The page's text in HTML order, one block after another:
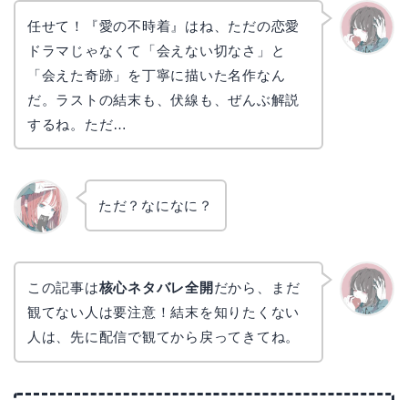
任せて！『愛の不時着』はね、ただの恋愛
ドラマじゃなくて「会えない切なさ」と
「会えた奇跡」を丁寧に描いた名作なん
だ。ラストの結末も、伏線も、ぜんぶ解説
するね。ただ…
ただ？なになに？
この記事は核心ネタバレ全開 だから、まだ
観てない人は要注意！結末を知りたくない
人は、先に配信で観てから戻ってきてね。